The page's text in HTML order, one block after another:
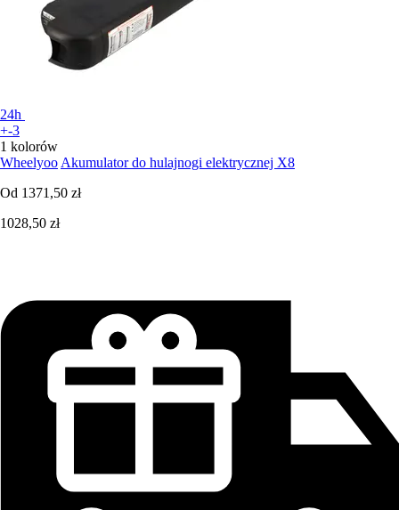
24h
+-3
1 kolorów
Wheelyoo Akumulator do hulajnogi elektrycznej X8
Od 1371,50 zł
1028,50 zł